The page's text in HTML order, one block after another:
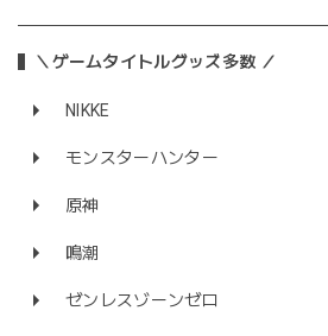
＼ゲームタイトルグッズ多数 ／
NIKKE
モンスターハンター
原神
鳴潮
ゼンレスゾーンゼロ